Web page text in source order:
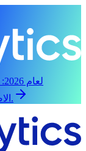
رؤية YOLO لعام 2026:
الاصطناعي في 13 سبتمبر، حضورياً وعبر الإنترنت.